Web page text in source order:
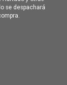
se despachará